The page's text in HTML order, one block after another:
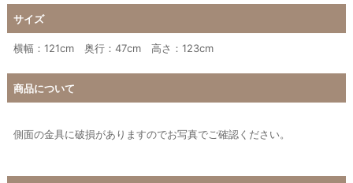
サイズ
横幅：121cm 奥行：47cm 高さ：123cm
商品について
側面の金具に破損がありますのでお写真でご確認ください。